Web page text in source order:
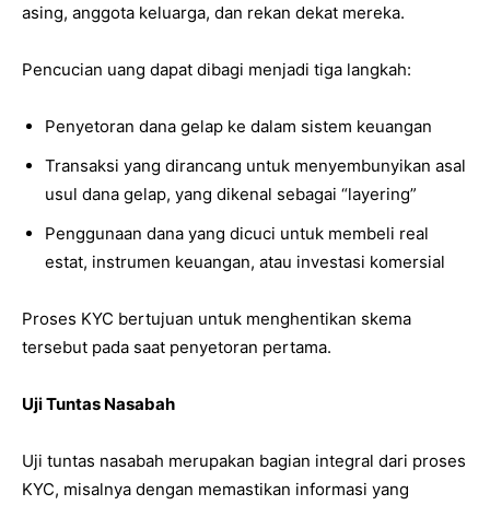
asing, anggota keluarga, dan rekan dekat mereka.
Pencucian uang dapat dibagi menjadi tiga langkah:
Penyetoran dana gelap ke dalam sistem keuangan
Transaksi yang dirancang untuk menyembunyikan asal
usul dana gelap, yang dikenal sebagai “layering”
Penggunaan dana yang dicuci untuk membeli real
estat, instrumen keuangan, atau investasi komersial
Proses KYC bertujuan untuk menghentikan skema
tersebut pada saat penyetoran pertama.
Uji Tuntas Nasabah
Uji tuntas nasabah merupakan bagian integral dari proses
KYC, misalnya dengan memastikan informasi yang